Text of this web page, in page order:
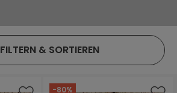
FILTERN & SORTIEREN
-80%